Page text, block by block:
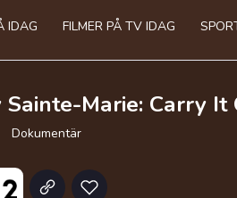
IDAG FILMER PÅ TV IDAG
Marie: Carry It
Dokumentär